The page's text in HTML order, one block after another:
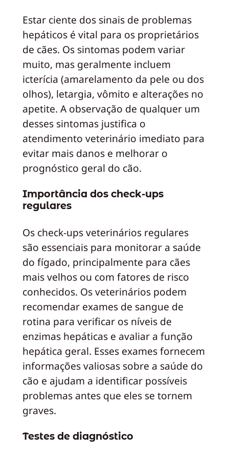
Estar ciente dos sinais de problemas
hepáticos é vital para os proprietários
de cães. Os sintomas podem variar
muito, mas geralmente incluem
icterícia (amarelamento da pele ou dos
olhos), letargia, vômito e alterações no
apetite. A observação de qualquer um
desses sintomas justifica o
atendimento veterinário imediato para
evitar mais danos e melhorar o
prognóstico geral do cão.
Importância dos check-ups
regulares
Os check-ups veterinários regulares
são essenciais para monitorar a saúde
do fígado, principalmente para cães
mais velhos ou com fatores de risco
conhecidos. Os veterinários podem
recomendar exames de sangue de
rotina para verificar os níveis de
enzimas hepáticas e avaliar a função
hepática geral. Esses exames fornecem
informações valiosas sobre a saúde do
cão e ajudam a identificar possíveis
problemas antes que eles se tornem
graves.
Testes de diagnóstico